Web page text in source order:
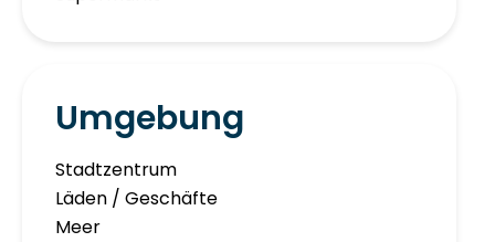
Umgebung
Stadtzentrum
Läden / Geschäfte
Meer